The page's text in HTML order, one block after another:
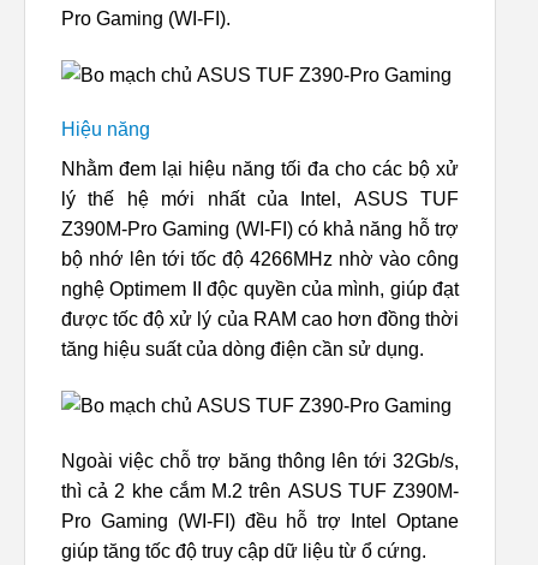
Pro Gaming (WI-FI).
Hiệu năng
Nhằm đem lại hiệu năng tối đa cho các bộ xử
lý thế hệ mới nhất của Intel, ASUS TUF
Z390M-Pro Gaming (WI-FI) có khả năng hỗ trợ
bộ nhớ lên tới tốc độ 4266MHz nhờ vào công
nghệ Optimem II độc quyền của mình, giúp đạt
được tốc độ xử lý của RAM cao hơn đồng thời
tăng hiệu suất của dòng điện cần sử dụng.
Ngoài việc chỗ trợ băng thông lên tới 32Gb/s,
thì cả 2 khe cắm M.2 trên ASUS TUF Z390M-
Pro Gaming (WI-FI) đều hỗ trợ Intel Optane
giúp tăng tốc độ truy cập dữ liệu từ ổ cứng.